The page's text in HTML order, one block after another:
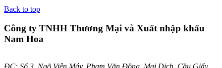
Back to top
Công ty TNHH Thương Mại và Xuất nhập khẩu
Nam Hoa